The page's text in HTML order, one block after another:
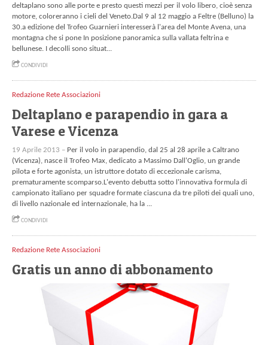
deltaplano sono alle porte e presto questi mezzi per il volo libero, cioè senza
motore, coloreranno i cieli del Veneto.Dal 9 al 12 maggio a Feltre (Belluno) la
30.a edizione del Trofeo Guarnieri interesserà l'area del Monte Avena, una
montagna che si pone In posizione panoramica sulla vallata feltrina e
bellunese. I decolli sono situat...
CONDIVIDI
Redazione Rete Associazioni
Deltaplano e parapendio in gara a
Varese e Vicenza
19 Aprile 2013 – Per il volo in parapendio, dal 25 al 28 aprile a Caltrano
(Vicenza), nasce il Trofeo Max, dedicato a Massimo Dall'Oglio, un grande
pilota e forte agonista, un istruttore dotato di eccezionale carisma,
prematuramente scomparso.L'evento debutta sotto l'innovativa formula di
campionato italiano per squadre formate ciascuna da tre piloti dei quali uno,
di livello nazionale ed internazionale, ha la ...
CONDIVIDI
Redazione Rete Associazioni
Gratis un anno di abbonamento